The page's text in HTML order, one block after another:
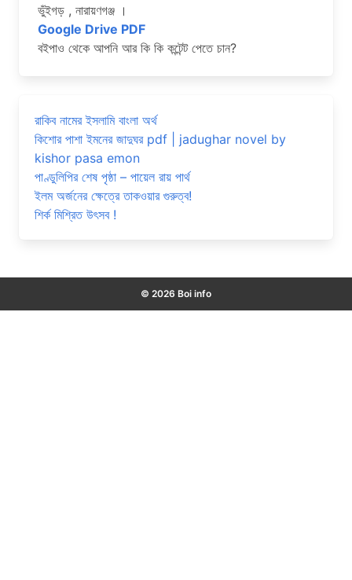
ভুঁইগড় , নারায়ণগঞ্জ ।
Google Drive PDF
বইপাও থেকে আপনি আর কি কি কন্টেন্ট পেতে চান?
রাকিব নামের ইসলামি বাংলা অর্থ
কিশোর পাশা ইমনের জাদুঘর pdf | jadughar novel by
kishor pasa emon
পাণ্ডুলিপির শেষ পৃষ্ঠা – পায়েল রায় পার্থ
ইলম অর্জনের ক্ষেত্রে তাকওয়ার গুরুত্ব!
শির্ক মিশ্রিত উৎসব !
© 2026 Boi info